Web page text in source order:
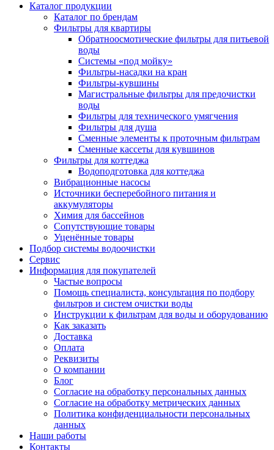
Каталог продукции
Каталог по брендам
Фильтры для квартиры
Обратноосмотические фильтры для питьевой
воды
Системы «под мойку»
Фильтры-насадки на кран
Фильтры-кувшины
Магистральные фильтры для предочистки
воды
Фильтры для технического умягчения
Фильтры для душа
Сменные элементы к проточным фильтрам
Сменные кассеты для кувшинов
Фильтры для коттеджа
Водоподготовка для коттеджа
Вибрационные насосы
Источники бесперебойного питания и
аккумуляторы
Химия для бассейнов
Сопутствующие товары
Уценённые товары
Подбор системы водоочистки
Сервис
Информация для покупателей
Частые вопросы
Помощь специалиста, консультация по подбору
фильтров и систем очистки воды
Инструкции к фильтрам для воды и оборудованию
Как заказать
Доставка
Оплата
Реквизиты
О компании
Блог
Согласие на обработку персональных данных
Согласие на обработку метрических данных
Политика конфиденциальности персональных
данных
Наши работы
Контакты